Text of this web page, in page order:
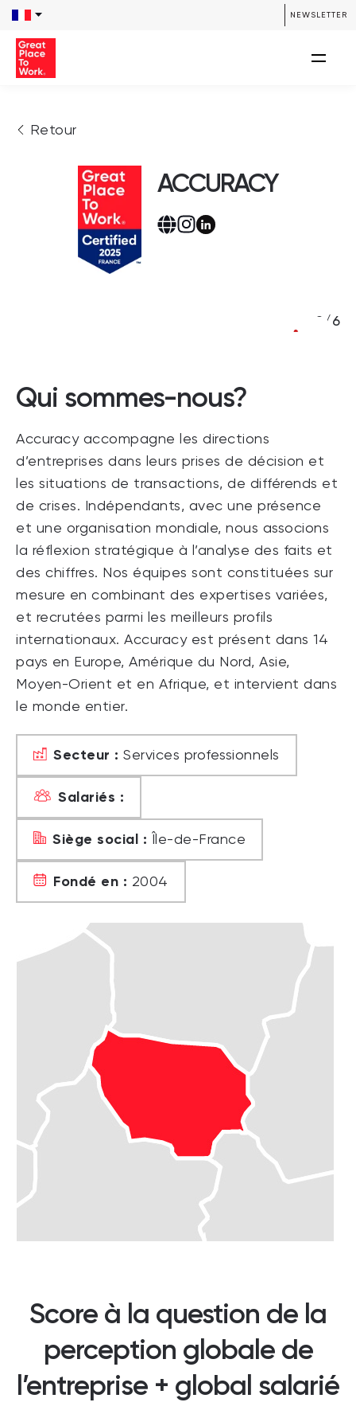
NEWSLETTER
Retour
ACCURACY
2/6
Qui sommes-nous?
Accuracy accompagne les directions
d’entreprises dans leurs prises de décision et
les situations de transactions, de différends et
de crises. Indépendants, avec une présence
et une organisation mondiale, nous associons
la réflexion stratégique à l’analyse des faits et
des chiffres. Nos équipes sont constituées sur
mesure en combinant des expertises variées,
et recrutées parmi les meilleurs profils
internationaux. Accuracy est présent dans 14
pays en Europe, Amérique du Nord, Asie,
Moyen-Orient et en Afrique, et intervient dans
le monde entier.
Secteur : Services professionnels
Salariés :
Siège social : Île-de-France
Fondé en : 2004
Score à la question de la
perception globale de
l’entreprise + global salarié